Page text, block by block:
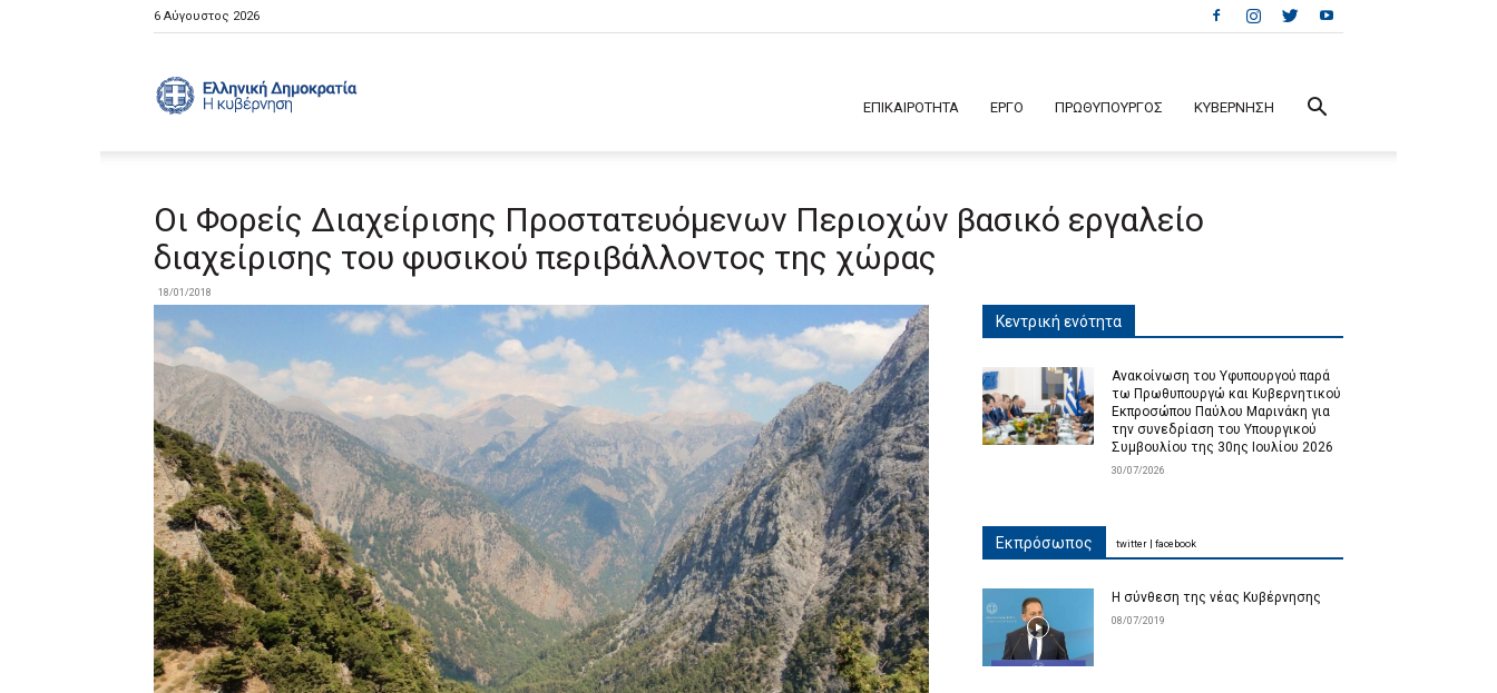
6 Αύγουστος 2026
Κυβέρνηση
ΕΠΙΚΑΙΡΟΤΗΤΑ ΕΡΓΟ ΠΡΩΘΥΠΟΥΡΓΟΣ ΚΥΒΕΡΝΗΣΗ
Οι Φορείς Διαχείρισης Προστατευόμενων Περιοχών βασικό εργαλείο
διαχείρισης του φυσικού περιβάλλοντος της χώρας
18/01/2018
Κεντρική ενότητα
Ανακοίνωση του Υφυπουργού παρά
τω Πρωθυπουργώ και Κυβερνητικού
Εκπροσώπου Παύλου Μαρινάκη για
την συνεδρίαση του Υπουργικού
Συμβουλίου της 30ης Ιουλίου 2026
30/07/2026
Εκπρόσωπος
Η σύνθεση της νέας Κυβέρνησης
08/07/2019
twitter facebook